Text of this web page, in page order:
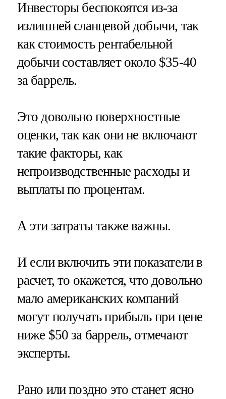
Инвесторы беспокоятся из-за
излишней сланцевой добычи, так
как стоимость рентабельной
добычи составляет около $35-40
за баррель.
Это довольно поверхностные
оценки, так как они не включают
такие факторы, как
непроизводственные расходы и
выплаты по процентам.
А эти затраты также важны.
И если включить эти показатели в
расчет, то окажется, что довольно
мало американских компаний
могут получать прибыль при цене
ниже $50 за баррель, отмечают
эксперты.
Рано или поздно это станет ясно